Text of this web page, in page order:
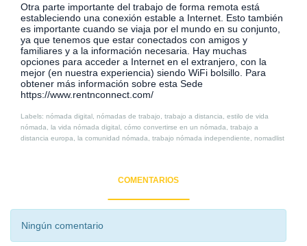
Otra parte importante del trabajo de forma remota está
estableciendo una conexión estable a Internet. Esto también
es importante cuando se viaja por el mundo en su conjunto,
ya que tenemos que estar conectados con amigos y
familiares y a la información necesaria. Hay muchas
opciones para acceder a Internet en el extranjero, con la
mejor (en nuestra experiencia) siendo WiFi bolsillo. Para
obtener más información sobre esta Sede
https://www.rentnconnect.com/
Labels: nómada digital, nómadas de trabajo, trabajo a distancia, estilo de vida
nómada, la vida nómada digital, cómo convertirse en un nómada, trabajo a
distancia europa, la comunidad nómada, trabajo nómada independiente, nomadlist
COMENTARIOS
Ningún comentario